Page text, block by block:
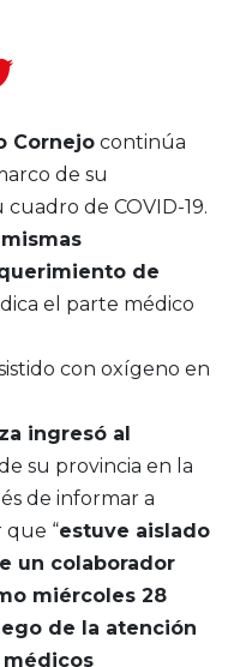
Cornejo continúa
de su
de COVID-19.
de
el parte médico
ingresó al
su provincia en la
de informar a
“estuve aislado
un colaborador
miércoles 28
de la atención
médicos